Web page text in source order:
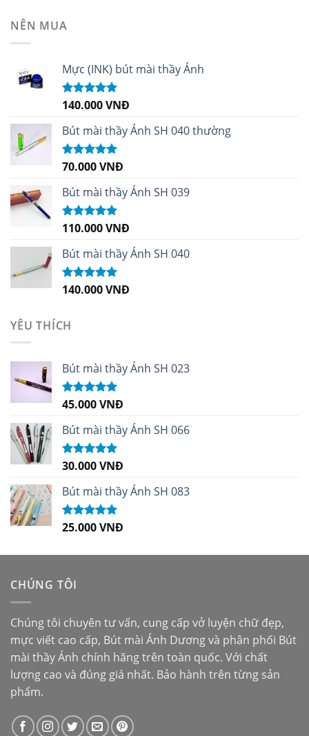
NÊN MUA
Mực (INK) bút mài thầy Ánh
Được xếp
sao
140.000VNĐ
Bút mài thầy Ánh SH 040 thường
Được xếp
sao
70.000VNĐ
Bút mài thầy Ánh SH 039
Được xếp
sao
110.000VNĐ
Bút mài thầy Ánh SH 040
Được xếp
140.000VNĐ
YÊU THÍCH
Bút mài thầy Ánh SH 023
Được xếp
sao
45.000VNĐ
Bút mài thầy Ánh SH 066
Được xếp
sao
30.000VNĐ
Bút mài thầy Ánh SH 083
Được xếp
25.000VNĐ
CHÚNG TÔI
Chúng tôi chuyên tư vấn, cung cấp vở luyện chữ đẹp,
mực viết cao cấp, Bút mài Ánh Dươngvà phân phối Bút
mài thầy Ánh chính hãng trên toàn quốc. Với chất
lượng cao và đúng giá nhất. Bảo hành trên từng sản
phẩm.